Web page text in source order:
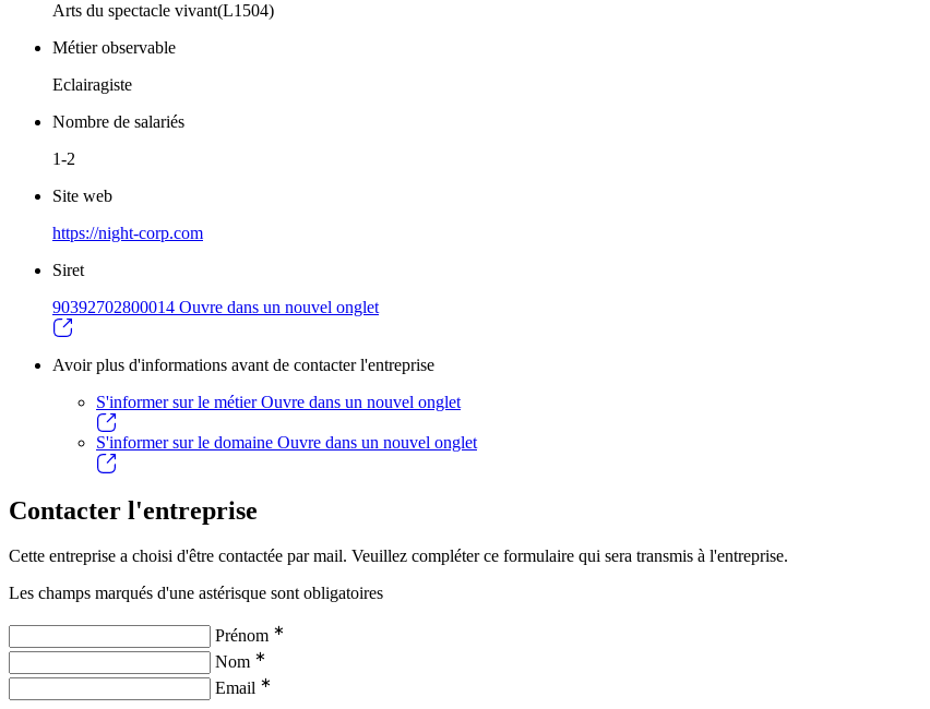
Arts du spectacle vivant(L1504)
Métier observable
Eclairagiste
Nombre de salariés
1-2
Site web
https://night-corp.com
Siret
90392702800014 Ouvre dans un nouvel onglet
Avoir plus d'informations avant de contacter l'entreprise
S'informer sur le métierOuvre dans un nouvel onglet
S'informer sur le domaine Ouvre dans un nouvel onglet
Contacter l'entreprise
Cette entreprise a choisi d'être contactée par mail. Veuillez compléter ce formulaire qui sera transmis à l'entreprise.
Les champs marqués d'une astérisque sont obligatoires
Prénom ∗
Nom ∗
Email ∗